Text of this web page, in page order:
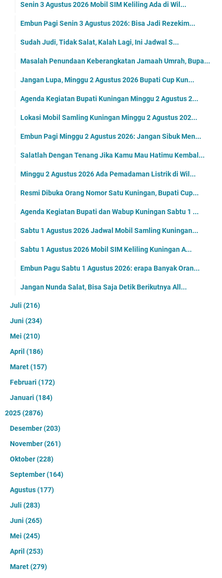
Senin 3 Agustus 2026 Mobil SIM Keliling Ada di Wil...
Embun Pagi Senin 3 Agustus 2026: Bisa Jadi Rezekim...
Sudah Judi, Tidak Salat, Kalah Lagi, Ini Jadwal S...
Masalah Penundaan Keberangkatan Jamaah Umrah, Bupa...
Jangan Lupa, Minggu 2 Agustus 2026 Bupati Cup Kun...
Agenda Kegiatan Bupati Kuningan Minggu 2 Agustus 2...
Lokasi Mobil Samling Kuningan Minggu 2 Agustus 202...
Embun Pagi Minggu 2 Agustus 2026: Jangan Sibuk Men...
Salatlah Dengan Tenang Jika Kamu Mau Hatimu Kembal...
Minggu 2 Agustus 2026 Ada Pemadaman Listrik di Wil...
Resmi Dibuka Orang Nomor Satu Kuningan, Bupati Cup...
Agenda Kegiatan Bupati dan Wabup Kuningan Sabtu 1 ...
Sabtu 1 Agustus 2026 Jadwal Mobil Samling Kuningan...
Sabtu 1 Agustus 2026 Mobil SIM Keliling Kuningan A...
Embun Pagu Sabtu 1 Agustus 2026: erapa Banyak Oran...
Jangan Nunda Salat, Bisa Saja Detik Berikutnya All...
Juli (216)
Juni (234)
Mei (210)
April (186)
Maret(157)
Februari (172)
Januari (184)
2025(2876)
Desember(203)
November(261)
Oktober(228)
September(164)
Agustus(177)
Juli (283)
Juni (265)
Mei (245)
April (253)
Maret(279)